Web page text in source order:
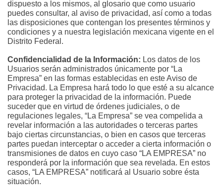
dispuesto a los mismos, al glosario que como usuario
puedes consultar, al aviso de privacidad, así como a todas
las disposiciones que contengan los presentes términos y
condiciones y a nuestra legislación mexicana vigente en el
Distrito Federal.
Confidencialidad de la Información: Los datos de los
Usuarios serán administrados únicamente por “La
Empresa” en las formas establecidas en este Aviso de
Privacidad. La Empresa hará todo lo que esté a su alcance
para proteger la privacidad de la información. Puede
suceder que en virtud de órdenes judiciales, o de
regulaciones legales, “La Empresa” se vea compelida a
revelar información a las autoridades o terceras partes
bajo ciertas circunstancias, o bien en casos que terceras
partes puedan interceptar o acceder a cierta información o
transmisiones de datos en cuyo caso “LA EMPRESA” no
responderá por la información que sea revelada. En estos
casos, “LA EMPRESA” notificará al Usuario sobre ésta
situación.